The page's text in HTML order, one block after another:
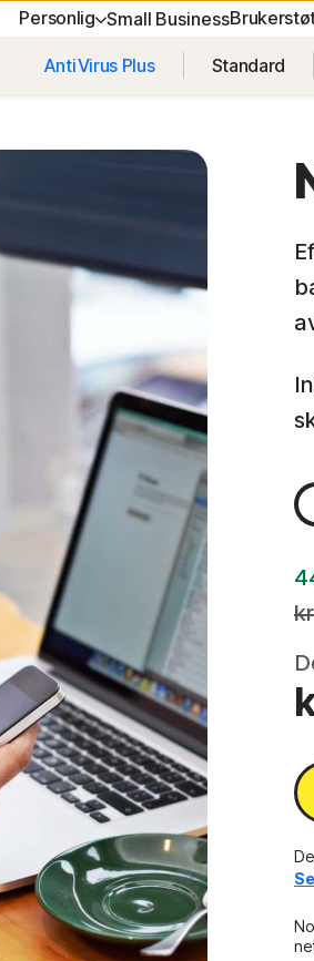
Personlig
ENHETSSIKKERHET
Norton AntiVirus Plus
Norton Mobile
Norton Mobile
Small Business
HJELPAntiVirus Plus Standard